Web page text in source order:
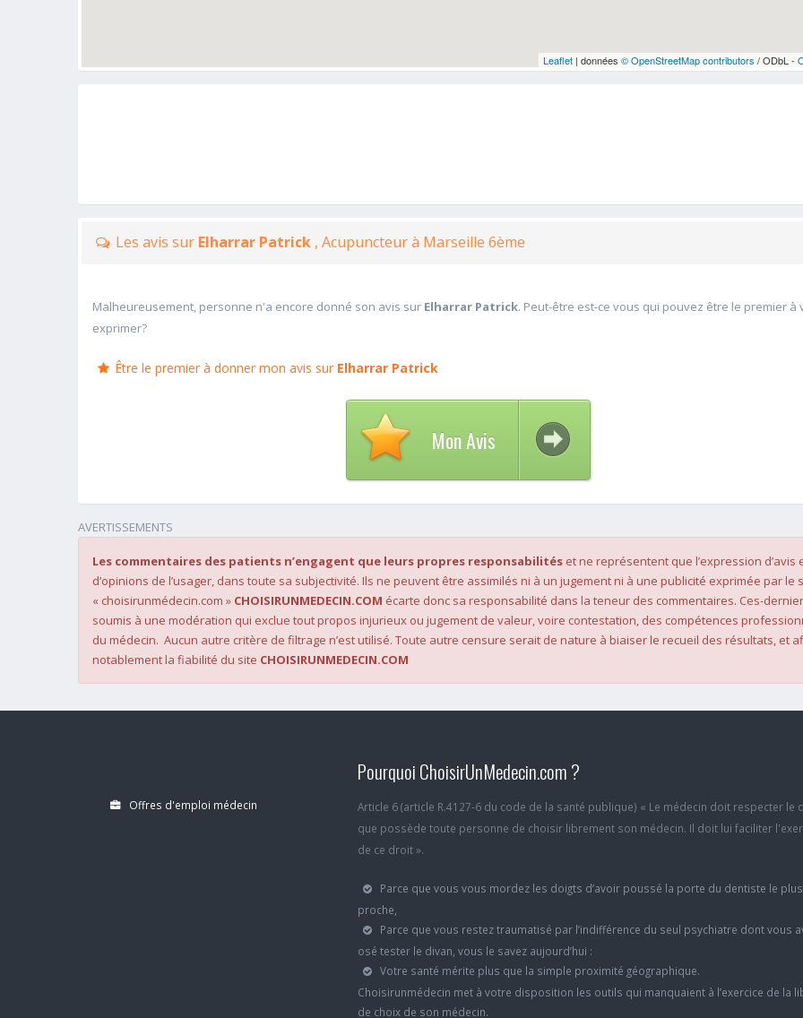
Leaflet| données © OpenStreetMap contributors / ODbL -
Les avis sur Elharrar Patrick , Acupuncteur à Marseille 6ème
Malheureusement, personne n'a encore donné son avis sur Elharrar Patrick. Peut-être est-ce vous qui pouvez être le premier à
exprimer?
Être le premier à donner mon avis sur Elharrar Patrick
Mon Avis
AVERTISSEMENTS
Les commentaires des patients n’engagent que leurs propres responsabilités et ne représentent que l’expression d’avis
d’opinions de l’usager, dans toute sa subjectivité. Ils ne peuvent être assimilés ni à un jugement ni à une publicité exprimée par le
« choisirunmédecin.com » CHOISIRUNMEDECIN.COM écarte donc sa responsabilité dans la teneur des commentaires. Ces-
soumis à une modération qui exclue tout propos injurieux ou jugement de valeur, voire contestation, des compétences
du médecin. Aucun autre critère de filtrage n’est utilisé. Toute autre censure serait de nature à biaiser le recueil des résultats, et
notablement la fiabilité du site CHOISIRUNMEDECIN.COM
Offres d'emploi médecin
Pourquoi ChoisirUnMedecin.com ?
Article 6 (article R.4127-6 du code de la santé publique) « Le médecin doit respecter le
que possède toute personne de choisir librement son médecin. Il doit lui faciliter
de ce droit ».
Parce que vous vous mordez les doigts d’avoir poussé la porte du dentiste le plus
proche,
Parce que vous restez traumatisé par l’indifférence du seul psychiatre dont vous
osé tester le divan, vous le savez aujourd’hui :
Votre santé mérite plus que la simple proximité géographique.
Choisirunmédecin met à votre disposition les outils qui manquaient à l’exercice de la
de choix de son médecin.